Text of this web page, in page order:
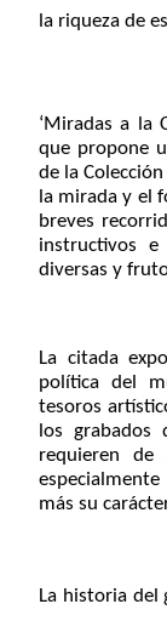
la riqueza de
‘Miradas a la
que propone
de la
la mirada y el
breves
instructivos
diversas y
La citada
política del
tesoros
los
requieren de
más su
La historia del